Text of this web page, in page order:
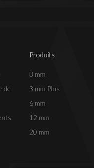
de
Produits
3 mm
3 mm Plus
6 mm
12 mm
20 mm